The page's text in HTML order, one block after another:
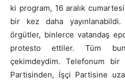
ki program, 16 aralık
bir kez daha yayınlanabildi.
örgütler, binlerce vatandaş
protesto ettiler. Tüm
çekimdeydim. Telefonum bir
Partisinden, İşçi Partisine